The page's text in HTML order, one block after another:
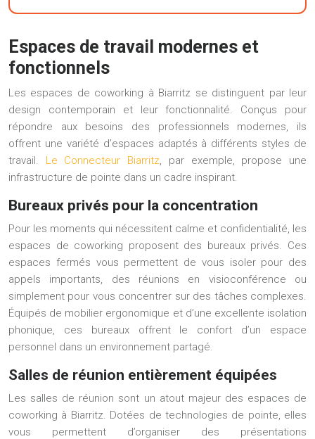
Espaces de travail modernes et
fonctionnels
Les espaces de coworking à Biarritz se distinguent par leur
design contemporain et leur fonctionnalité. Conçus pour
répondre aux besoins des professionnels modernes, ils
offrent une variété d’espaces adaptés à différents styles de
travail. Le Connecteur Biarritz, par exemple, propose une
infrastructure de pointe dans un cadre inspirant.
Bureaux privés pour la concentration
Pour les moments qui nécessitent calme et confidentialité, les
espaces de coworking proposent des bureaux privés. Ces
espaces fermés vous permettent de vous isoler pour des
appels importants, des réunions en visioconférence ou
simplement pour vous concentrer sur des tâches complexes.
Équipés de mobilier ergonomique et d’une excellente isolation
phonique, ces bureaux offrent le confort d’un espace
personnel dans un environnement partagé.
Salles de réunion entièrement équipées
Les salles de réunion sont un atout majeur des espaces de
coworking à Biarritz. Dotées de technologies de pointe, elles
vous permettent d’organiser des présentations